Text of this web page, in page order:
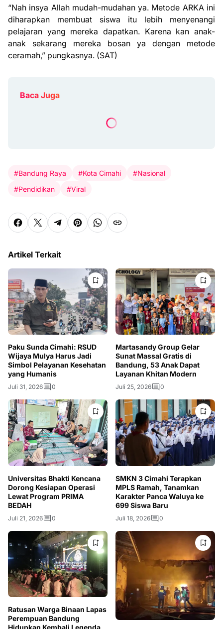
“Nah insya Allah mudah-mudahan ya. Metode ARKA ini
diharapkan membuat siswa itu lebih menyenangi
pelajaran yang mereka dapatkan. Karena kan anak-
anak sekarang mereka bosan ya dengan metode
ceramah,” pungkasnya. (SAT)
Baca Juga
#Bandung Raya #Kota Cimahi
#Nasional
#Pendidikan
#Viral
Artikel Terkait
Paku Sunda Cimahi: RSUD
Wijaya Mulya Harus Jadi
Simbol Pelayanan Kesehatan
yang Humanis
Juli 31, 2026 0
Martasandy Group Gelar
Sunat Massal Gratis di
Bandung, 53 Anak Dapat
Layanan Khitan Modern
Juli 25, 2026 0
Universitas Bhakti Kencana
Dorong Kesiapan Operasi
Lewat Program PRIMA
BEDAH
Juli 21, 2026 0
SMKN 3 Cimahi Terapkan
MPLS Ramah, Tanamkan
Karakter Panca Waluya ke
699 Siswa Baru
Juli 18, 2026 0
Ratusan Warga Binaan Lapas
Perempuan Bandung
Hidupkan Kembali Legenda